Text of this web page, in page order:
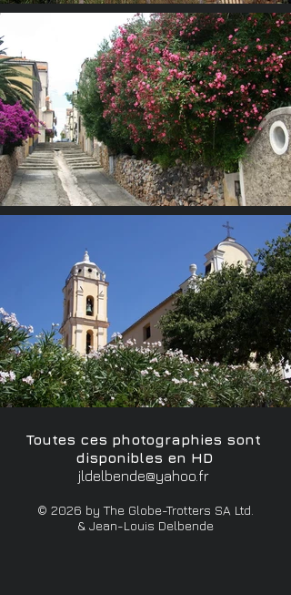
Toutes ces photographies sont
disponibles en HD
jldelbende@yahoo.fr
© 2026 by The Globe-Trotters SA Ltd.
& Jean-Louis Delbende